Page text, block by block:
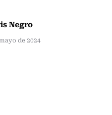
Negro
de 2024